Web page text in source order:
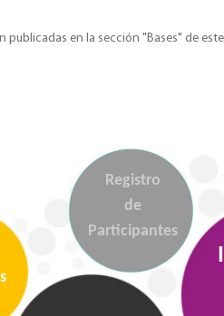
publicadas en la sección "Bases" de
Registro
de
Participantes